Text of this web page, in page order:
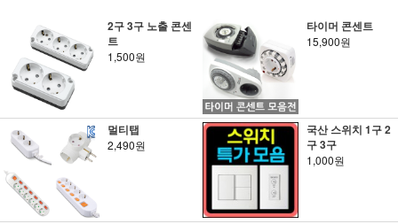
2구 3구 노출 콘센
트
1,500원
타이머 콘센트
15,900원
멀티탭
2,490원
국산 스위치 1구 2
구 3구
1,000원